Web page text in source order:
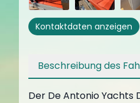
Kontaktdaten anzeigen
Beschreibung des
Der De Antonio Yachts